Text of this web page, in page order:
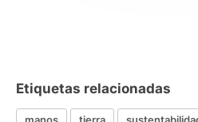
Etiquetas relacionadas
manos tierra